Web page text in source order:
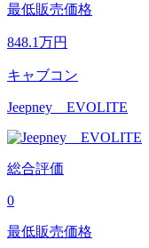
最低販売価格
848.1万円
キャブコン
Jeepney EVOLITE
総合評価
0
最低販売価格